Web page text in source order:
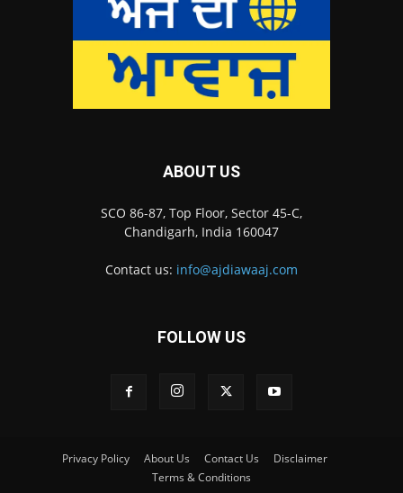
ABOUT US
SCO 86-87, Top Floor, Sector 45-C,
Chandigarh, India 160047
Contact us: info@ajdiawaaj.com
FOLLOW US
Privacy Policy About Us Contact Us
Disclaimer
Terms & Conditions